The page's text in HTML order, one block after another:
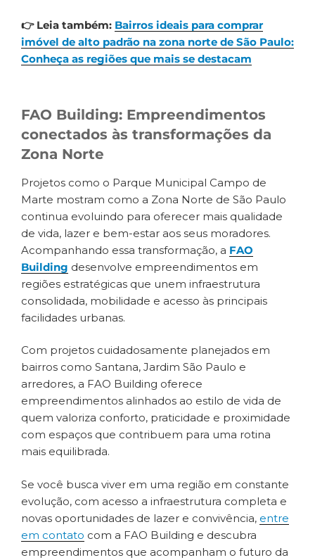
👉 Leia também: Bairros ideais para comprar
imóvel de alto padrão na zona norte de São Paulo:
Conheça as regiões que mais se destacam
FAO Building: Empreendimentos
conectados às transformações da
Zona Norte
Projetos como o Parque Municipal Campo de
Marte mostram como a Zona Norte de São Paulo
continua evoluindo para oferecer mais qualidade
de vida, lazer e bem-estar aos seus moradores.
Acompanhando essa transformação, a FAO
Building desenvolve empreendimentos em
regiões estratégicas que unem infraestrutura
consolidada, mobilidade e acesso às principais
facilidades urbanas.
Com projetos cuidadosamente planejados em
bairros como Santana, Jardim São Paulo e
arredores, a FAO Building oferece
empreendimentos alinhados ao estilo de vida de
quem valoriza conforto, praticidade e proximidade
com espaços que contribuem para uma rotina
mais equilibrada.
Se você busca viver em uma região em constante
evolução, com acesso a infraestrutura completa e
novas oportunidades de lazer e convivência, entre
em contato com a FAO Building e descubra
empreendimentos que acompanham o futuro da